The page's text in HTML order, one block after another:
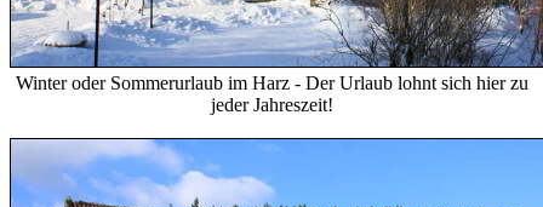
Winter oder Sommerurlaub im Harz - Der Urlaub lohnt sich hier zu
jeder Jahreszeit!